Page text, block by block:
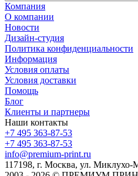
Компания
О компании
Новости
Дизайн-студия
Политика конфиденциальности
Информация
Условия оплаты
Условия доставки
Помощь
Блог
Клиенты и партнеры
Наши контакты
+7 495 363-87-53
+7 495 363-87-53
info@premium-print.ru
117198, г. Москва, ул. Миклухо-